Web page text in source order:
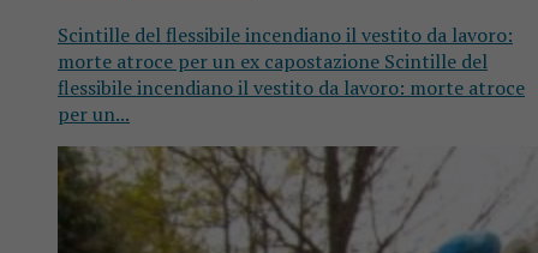
Scintille del flessibile incendiano il vestito da lavoro:
morte atroce per un ex capostazione Scintille del
flessibile incendiano il vestito da lavoro: morte atroce
per un...